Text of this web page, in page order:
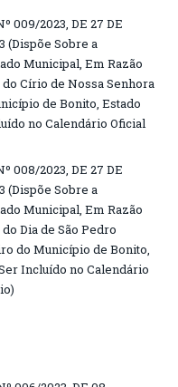
009/2023, DE 27 DE
(Dispõe Sobre a
Municipal, Em Razão
Círio de Nossa Senhora
de Bonito, Estado
no Calendário Oficial
008/2023, DE 27 DE
(Dispõe Sobre a
Municipal, Em Razão
Dia de São Pedro
do Município de Bonito,
Incluído no Calendário